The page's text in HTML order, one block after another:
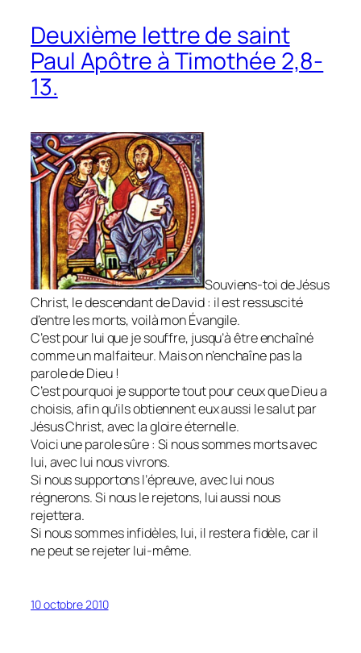
Deuxième lettre de saint
Paul Apôtre à Timothée 2,8-
13.
Souviens-toi de Jésus
Christ, le descendant de David : il est ressuscité
d’entre les morts, voilà mon Évangile.
C’est pour lui que je souffre, jusqu’à être enchaîné
comme un malfaiteur. Mais on n’enchaîne pas la
parole de Dieu !
C’est pourquoi je supporte tout pour ceux que Dieu a
choisis, afin qu’ils obtiennent eux aussi le salut par
Jésus Christ, avec la gloire éternelle.
Voici une parole sûre : Si nous sommes morts avec
lui, avec lui nous vivrons.
Si nous supportons l’épreuve, avec lui nous
régnerons. Si nous le rejetons, lui aussi nous
rejettera.
Si nous sommes infidèles, lui, il restera fidèle, car il
ne peut se rejeter lui-même.
10 octobre 2010